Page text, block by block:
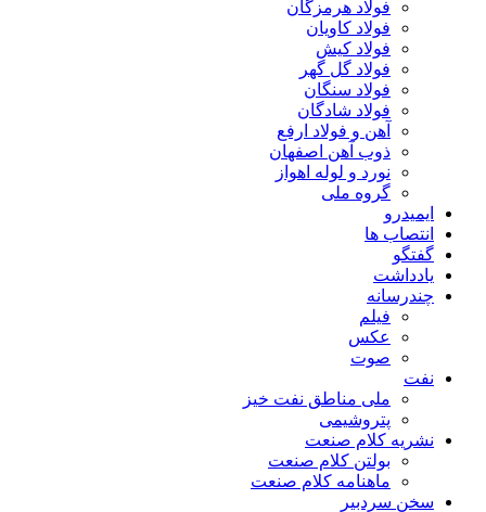
فولاد هرمزگان
فولاد کاویان
فولاد کیش
فولاد گل گهر
فولاد سنگان
فولاد شادگان
آهن و فولاد ارفع
ذوب آهن اصفهان
نورد و لوله اهواز
گروه ملی
ایمیدرو
انتصاب ها
گفتگو
یادداشت
چندرسانه
فیلم
عکس
صوت
نفت
ملی مناطق نفت خیز
پتروشیمی
نشریه کلام صنعت
بولتن کلام صنعت
ماهنامه کلام صنعت
سخن سردبیر